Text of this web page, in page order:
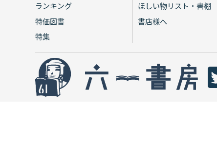
ランキング
特価図書
特集
ほしい物リスト・書棚
書店様へ